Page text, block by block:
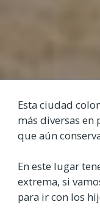
Esta ciudad
más diversas en
que aún
En este lugar
extrema, si
para ir con los